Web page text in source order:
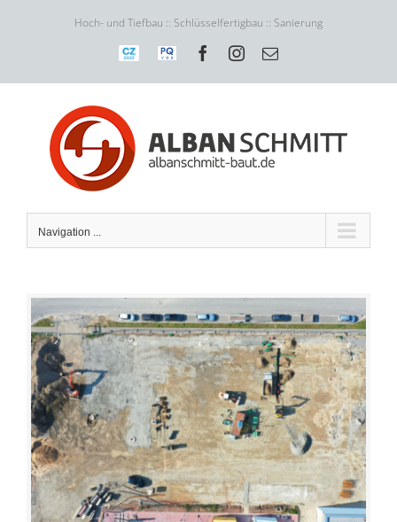
Hoch- und Tiefbau :: Schlüsselfertigbau :: Sanierung
CrefoZert
PQ
FacebookInstagram
E-
Navigation ...